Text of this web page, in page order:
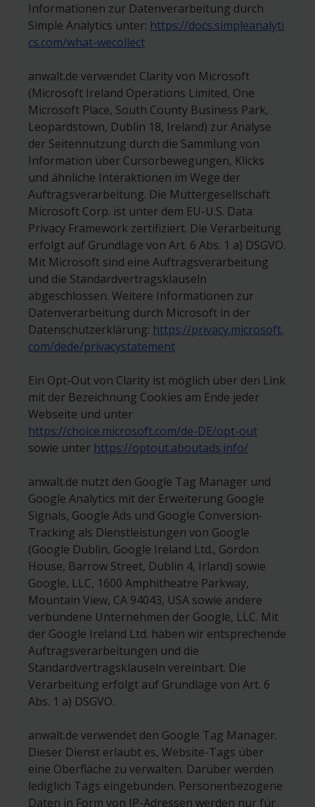
Informationen zur Datenverarbeitung durch
Simple Analytics unter: https://docs.simpleanalyti
cs.com/what-wecollect
anwalt.de verwendet Clarity von Microsoft
(Microsoft Ireland Operations Limited, One
Microsoft Place, South County Business Park,
Leopardstown, Dublin 18, Ireland) zur Analyse
der Seitennutzung durch die Sammlung von
Information über Cursorbewegungen, Klicks
und ähnliche Interaktionen im Wege der
Auftragsverarbeitung. Die Muttergesellschaft
Microsoft Corp. ist unter dem EU-U.S. Data
Privacy Framework zertifiziert. Die Verarbeitung
erfolgt auf Grundlage von Art. 6 Abs. 1 a) DSGVO.
Mit Microsoft sind eine Auftragsverarbeitung
und die Standardvertragsklauseln
abgeschlossen. Weitere Informationen zur
Datenverarbeitung durch Microsoft in der
Datenschutzerklärung: https://privacy.microsoft.
com/dede/privacystatement
Ein Opt-Out von Clarity ist möglich über den Link
mit der Bezeichnung Cookies am Ende jeder
Webseite und unter
https://choice.microsoft.com/de-DE/opt-out
sowie unter https://optout.aboutads.info/
anwalt.de nutzt den Google Tag Manager und
Google Analytics mit der Erweiterung Google
Signals, Google Ads und Google Conversion-
Tracking als Dienstleistungen von Google
(Google Dublin, Google Ireland Ltd., Gordon
House, Barrow Street, Dublin 4, Irland) sowie
Google, LLC, 1600 Amphitheatre Parkway,
Mountain View, CA 94043, USA sowie andere
verbundene Unternehmen der Google, LLC. Mit
der Google Ireland Ltd. haben wir entsprechende
Auftragsverarbeitungen und die
Standardvertragsklauseln vereinbart. Die
Verarbeitung erfolgt auf Grundlage von Art. 6
Abs. 1 a) DSGVO.
anwalt.de verwendet den Google Tag Manager.
Dieser Dienst erlaubt es, Website-Tags über
eine Oberfläche zu verwalten. Darüber werden
lediglich Tags eingebunden. Personenbezogene
Daten in Form von IP-Adressen werden nur für